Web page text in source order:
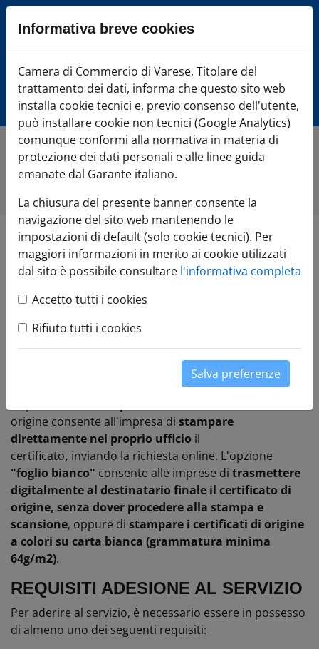
Sezione salto blocchi
Vai alla sezione dedicata alle informazioni correlate
Vai al footer
Camera di Commercio Varese
Home»Di cosa hai bisogno?»FAI CRESCERE l'impresa
Estero»Documenti e Certificati per l'estero
azienda
Stampa in azienda
“Stampa in Azienda”è diventata la modalità ordinaria
completare online la procedura per l’emissione in
proprio dei certificati di origine e stampare
direttamente dal proprio ufficio il certificato di origine
origine consente all'impresa di stampare
direttamente nel proprio ufficio il
certificato, inviando la richiesta online. L'opzione
"foglio bianco" consente alle imprese di trasmettere
digitalmente al destinatario finale il certificato di
origine, senza dover procedere alla stampa e
scansione, oppure di stampare i certificati di origine
a colori su carta bianca (grammatura minima
64g/m2).
REQUISITI ADESIONE AL SERVIZIO
Per aderire al servizio, è necessario essere in possesso
di almeno uno dei seguenti requisiti:
Informativa breve cookies
Camera di Commercio di Varese, Titolare del
trattamento dei dati, informa che questo sito web
installa cookie tecnici e, previo consenso dell'utente,
può installare cookie non tecnici (Google Analytics)
comunque conformi alla normativa in materia di
protezione dei dati personali e alle linee guida
emanate dal Garante italiano.
La chiusura del presente banner consente la
navigazione del sito web mantenendo le
impostazioni di default (solo cookie tecnici). Per
maggiori informazioni in merito ai cookie utilizzati
dal sito è possibile consultare l'informativa completa
Accetto tutti i cookies
Rifiuto tutti i cookies
Salva preferenze